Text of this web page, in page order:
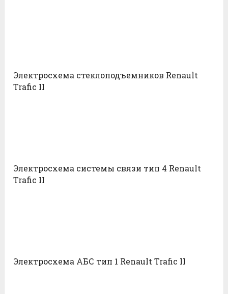
Электросхема стеклоподъемников Renault
Trafic II
Электросхема системы связи тип 4 Renault
Trafic II
Электросхема АБС тип 1 Renault Trafic II